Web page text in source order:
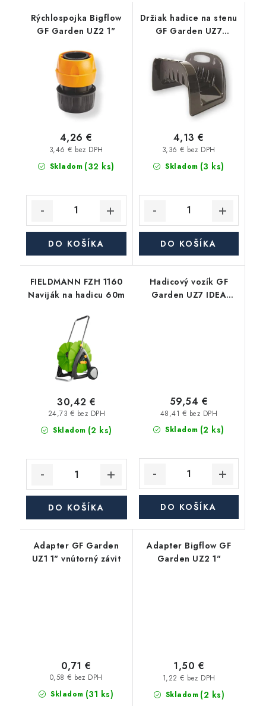
Rýchlospojka Bigflow
GF Garden UZ2 1"
Skladom (32 ks)
3,46 € bez DPH
4,26 €
DO KOŠÍKA
Držiak hadice na stenu
GF Garden UZ7
Skladom (3 ks)
3,36 € bez DPH
4,13 €
DO KOŠÍKA
FIELDMANN FZH 1160
Naviják na hadicu 60m
Skladom (2 ks)
24,73 € bez DPH
30,42 €
DO KOŠÍKA
Hadicový vozík GF
Garden UZ7 IDEA
Skladom (2 ks)
48,41 € bez DPH
59,54 €
DO KOŠÍKA
Adapter GF Garden
UZ1 1" vnútorný závit
Skladom (31 ks)
0,58 € bez DPH
0,71 €
Adapter Bigflow GF
Garden UZ2 1"
Skladom (2 ks)
1,22 € bez DPH
1,50 €